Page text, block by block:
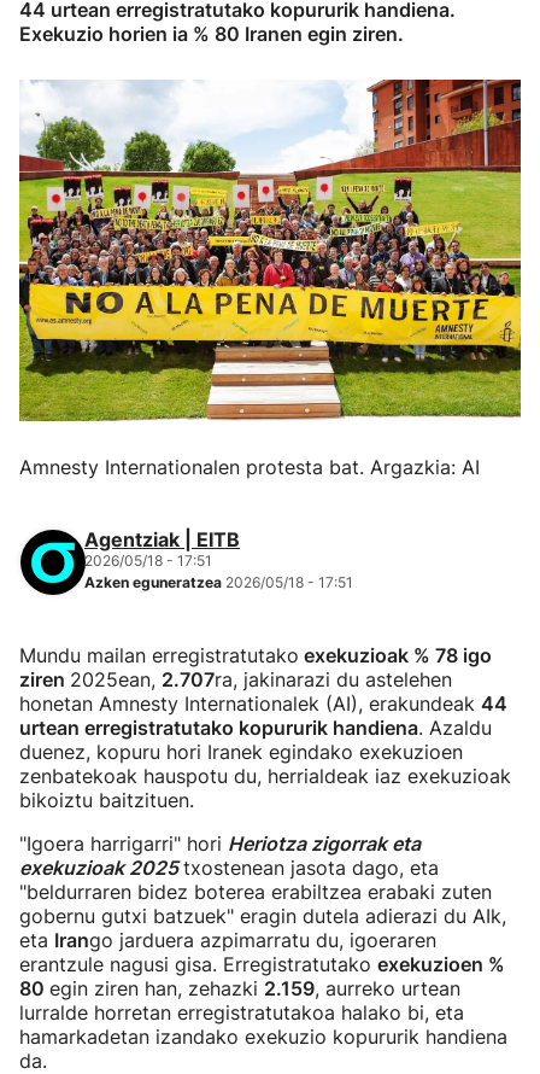
44 urtean erregistratutako kopururik handiena.
Exekuzio horien ia % 80 Iranen egin ziren.
Amnesty Internationalen protesta bat. Argazkia: AI
Agentziak | EITB
2026/05/18 - 17:51
Azken eguneratzea 2026/05/18 - 17:51
Mundu mailan erregistratutako exekuzioak % 78 igo
ziren 2025ean, 2.707ra, jakinarazi du astelehen
honetan Amnesty Internationalek (AI), erakundeak 44
urtean erregistratutako kopururik handiena. Azaldu
duenez, kopuru hori Iranek egindako exekuzioen
zenbatekoak hauspotu du, herrialdeak iaz exekuzioak
bikoiztu baitzituen.
"Igoera harrigarri" hori Heriotza zigorrak eta
exekuzioak 2025 txostenean jasota dago, eta
"beldurraren bidez boterea erabiltzea erabaki zuten
gobernu gutxi batzuek" eragin dutela adierazi du AIk,
eta Irango jarduera azpimarratu du, igoeraren
erantzule nagusi gisa. Erregistratutako exekuzioen %
80 egin ziren han, zehazki 2.159, aurreko urtean
lurralde horretan erregistratutakoa halako bi, eta
hamarkadetan izandako exekuzio kopururik handiena
da.